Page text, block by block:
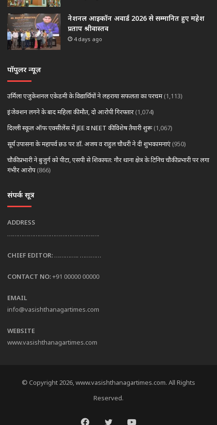
नेशनल आइकॉन अवार्ड 2026 से सम्मानित हुए महेश
प्रताप श्रीवास्तव
4 days ago
पॉपुलर न्यूज़
उर्मिला एजुकेशनल एकेडमी के विद्यार्थियों ने लहराया सफलता का परचम (1,113)
इंजेक्शन लगने के बाद महिला की मौत, दो आरोपी गिरफ्तार (1,074)
दिल्ली स्कूल ऑफ एक्सीलेंस में JEE व NEET की विशेष तैयारी शुरू (1,067)
सूर्य उपासना के महापर्व छठ पर डॉ. अजय व राहुल चौधरी ने दी शुभकामनाएं (950)
चौकी प्रभारी ने बुजुर्ग को पीटा, एसपी से शिकायत: गौर थाना क्षेत्र के टिनिच चौकी प्रभारी पर लगा
गंभीर आरोप (866)
संपर्क सूत्र
ADDRESS
…………………………………………….
CHIEF EDITOR: ………….. …………
CONTACT NO:+91 00000 00000
EMAIL
info@vasishthanagartimes.com
WEBSITE
www.vasishthanagartimes.com
© Copyright 2026, www.vasishthanagartimes.com. All Rights
Reserved.
Facebook
TwitterYouTube